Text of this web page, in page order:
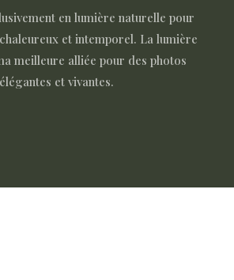
en lumière naturelle pour
et intemporel. La lumière
meilleure alliée pour des photos
élégantes et vivantes.